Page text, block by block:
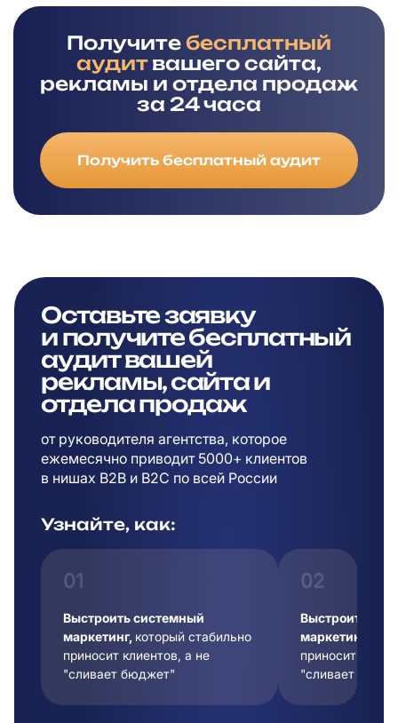
Получите бесплатный
аудитвашего сайта,
рекламы и отдела продаж
за 24 часа
Получить бесплатный аудит
Оставьте заявку
и получите бесплатный
аудит вашей
рекламы,сайта и
отдела продаж
от руководителя агентства, которое
ежемесячно приводит 5000+ клиентов
в нишах B2B и B2C по всей России
Узнайте, как:
01
Выстроить системный
маркетинг, который стабильно
приносит клиентов, а не
"сливает бюджет"
02
Выстроить
маркетинг,
приносит
"сливает